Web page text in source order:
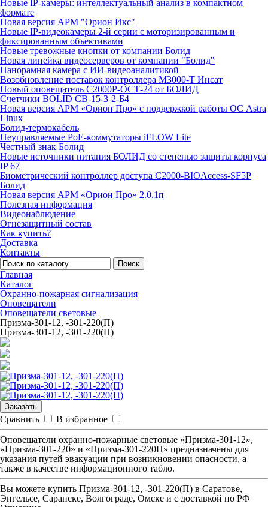
Новые IP-камеры: интеллектуальный анализ в компактном
формате
Новая версия АРМ "Орион Икс"
Новые IP-видеокамеры 2-й серии с моторизированным и
фиксированным объективами
Новые тревожные кнопки от компании Болид
Новая линейка видеосерверов от компании "Болид"
Панорамная камера с ИИ-видеоаналитикой
Возобновление поставок контроллера М3000-Т Инсат
Новый оповещатель С2000Р-ОСТ-24 от БОЛИД
Счетчики BOLID СВ-15-3-2-Б4
Новая версия АРМ «Орион Про» с поддержкой работы ОС Astra
Linux
Болид-термокабель
Неуправляемые PoE-коммутаторы iFLOW Lite
Честный знак Болид
Новые источники питания БОЛИД со степенью защиты корпуса
IP 67
Биометрический контроллер доступа С2000-BIOAccess-SF5P
Болид
Новая версия АРМ «Орион Про» 2.0.1п
Полезная информация
Видеонаблюдение
Огнезащитный состав
Как купить?
Доставка
Контакты
Поиск
Главная
Каталог
Охранно-пожарная сигнализация
Оповещатели
Оповещатели световые
Призма-301-12, -301-220(П)
Призма-301-12, -301-220(П)
Заказать
Сравнить
В избранное
Оповещатели охранно-пожарные световые «Призма-301-12»,
«Призма-301-220» и «Призма-301-220П» предназначены для
указания путей эвакуации при возникновении опасности, а
также в качестве информационного табло.
Вы можете купить Призма-301-12, -301-220(П) в Саратове,
Энгельсе, Саранске, Волгограде, Омске и с доставкой по РФ